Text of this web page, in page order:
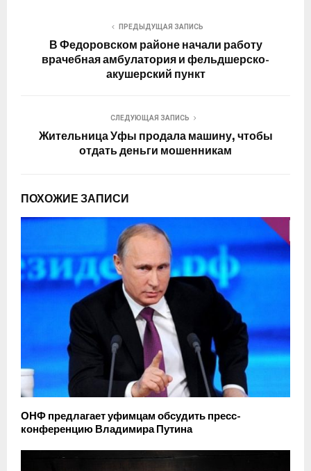
ПРЕДЫДУЩАЯ ЗАПИСЬ
В Федоровском районе начали работу
врачебная амбулатория и фельдшерско-
акушерский пункт
СЛЕДУЮЩАЯ ЗАПИСЬ
Жительница Уфы продала машину, чтобы
отдать деньги мошенникам
ПОХОЖИЕ ЗАПИСИ
ОНФ предлагает уфимцам обсудить пресс-
конференцию Владимира Путина